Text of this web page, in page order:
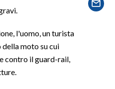
l'uomo, un turista
moto su cui
contro il guard-rail,